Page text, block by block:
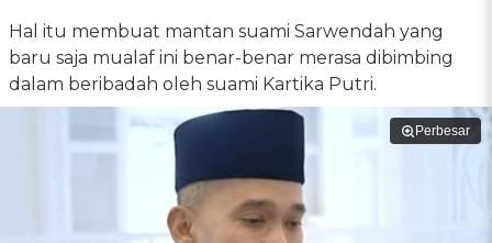
Hal itu membuat mantan suami Sarwendah yang
baru saja mualaf ini benar-benar merasa dibimbing
dalam beribadah oleh suami Kartika Putri.
Perbesar